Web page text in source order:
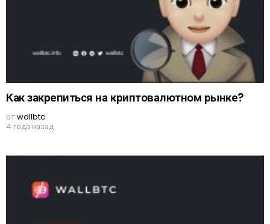
Как закрепиться на криптовалютном рынке?
отwallbtc
4 года назад